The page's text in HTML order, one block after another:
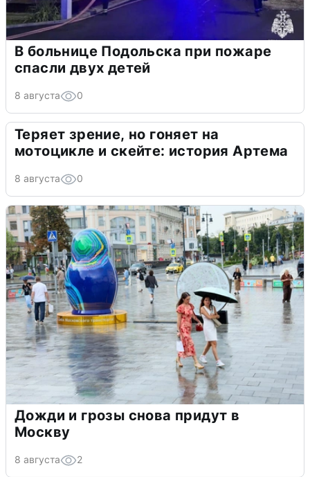
В больнице Подольска при пожаре
спасли двух детей
8 августа 0
Теряет зрение, но гоняет на
мотоцикле и скейте: история Артема
8 августа 0
Дожди и грозы снова придут в
Москву
8 августа 2